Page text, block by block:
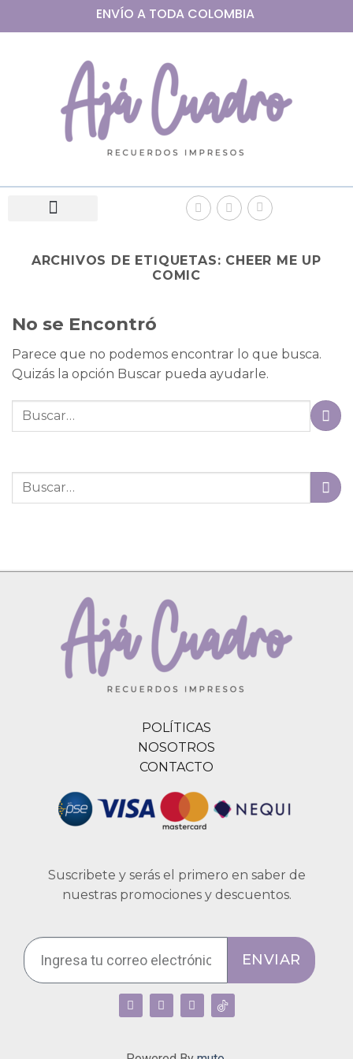
ENVÍO A TODA COLOMBIA
ARCHIVOS DE ETIQUETAS: CHEER ME UP
COMIC
No se Encontró
Parece que no podemos encontrar lo que busca.
Quizás la opción Buscar pueda ayudarle.
POLÍTICAS
NOSOTROS
CONTACTO
Suscribete y serás el primero en saber de
nuestras promociones y descuentos.
ENVIAR